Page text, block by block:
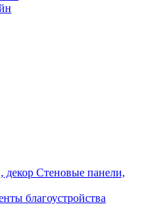
Стеновые панели,